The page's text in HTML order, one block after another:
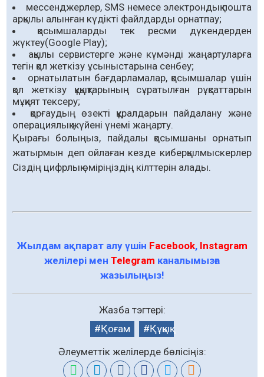
мессенджерлер, SMS немесе электрондық пошта
арқылы алынған күдікті файлдарды орнатпау;
қосымшаларды тек ресми дүкендерден
жүктеу(Google Play);
ақылы сервистерге және күмәнді жаңартуларға
тегін қол жеткізу ұсыныстарына сенбеу;
орнатылатын бағдарламалар, қосымшалар үшін
қол жеткізу құқықтарының сұратылған рұқсаттарын
мұқият тексеру;
қорғаудың өзекті құралдарын пайдалану және
операциялық жүйені үнемі жаңарту.
Қырағы болыңыз, пайдалы қосымшаны орнатып
жатырмын деп ойлаған кезде киберқылмыскерлер
Сіздің цифрлық өміріңіздің кілттерін алады.
Жылдам ақпарат алу үшін Facebook, Instagram
желілері мен Telegram каналымызға
жазылыңыз!
Жазба тэгтері:
Қоғам
Құқық
Әлеуметтік желілерде бөлісіңіз: